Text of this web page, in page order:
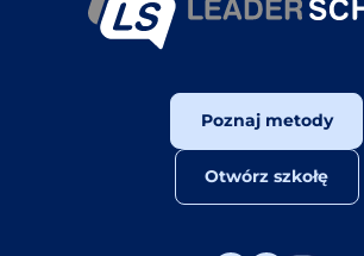
Poznaj metody
Otwórz szkołę